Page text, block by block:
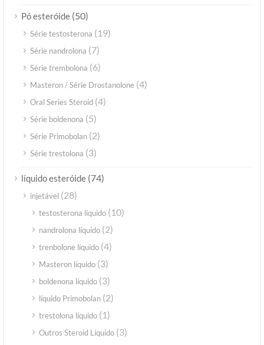
Pó esteróide (50)
Série testosterona (19)
Série nandrolona (7)
Série trembolona (6)
Masteron / Série Drostanolone (4)
Oral Series Steroid (4)
Série boldenona (5)
Série Primobolan (2)
Série trestolona (3)
líquido esteróide (74)
injetável (28)
testosterona líquido (10)
nandrolona líquido (2)
trenbolone líquido (4)
Masteron líquido (3)
boldenona líquido (3)
líquido Primobolan (2)
trestolona líquido (1)
Outros Steroid Líquido (3)